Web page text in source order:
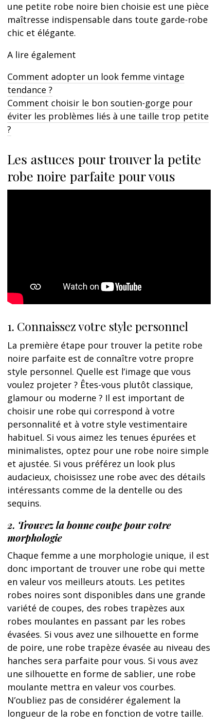
une petite robe noire bien choisie est une pièce
maîtresse indispensable dans toute garde-robe
chic et élégante.
A lire également
Comment adopter un look femme vintage
tendance ?
Comment choisir le bon soutien-gorge pour
éviter les problèmes liés à une taille trop petite
?
Les astuces pour trouver la petite
robe noire parfaite pour vous
1. Connaissez votre style personnel
La première étape pour trouver la petite robe
noire parfaite est de connaître votre propre
style personnel. Quelle est l’image que vous
voulez projeter ? Êtes-vous plutôt classique,
glamour ou moderne ? Il est important de
choisir une robe qui correspond à votre
personnalité et à votre style vestimentaire
habituel. Si vous aimez les tenues épurées et
minimalistes, optez pour une robe noire simple
et ajustée. Si vous préférez un look plus
audacieux, choisissez une robe avec des détails
intéressants comme de la dentelle ou des
sequins.
2. Trouvez la bonne coupe pour votre
morphologie
Chaque femme a une morphologie unique, il est
donc important de trouver une robe qui mette
en valeur vos meilleurs atouts. Les petites
robes noires sont disponibles dans une grande
variété de coupes, des robes trapèzes aux
robes moulantes en passant par les robes
évasées. Si vous avez une silhouette en forme
de poire, une robe trapèze évasée au niveau des
hanches sera parfaite pour vous. Si vous avez
une silhouette en forme de sablier, une robe
moulante mettra en valeur vos courbes.
N’oubliez pas de considérer également la
longueur de la robe en fonction de votre taille.